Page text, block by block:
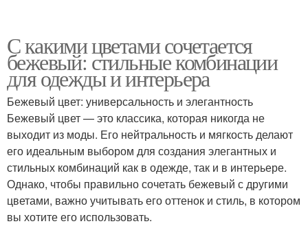
С какими цветами сочетается
бежевый: стильные комбинации
для одежды и интерьера
Бежевый цвет: универсальность и элегантность
Бежевый цвет — это классика, которая никогда не
выходит из моды. Его нейтральность и мягкость делают
его идеальным выбором для создания элегантных и
стильных комбинаций как в одежде, так и в интерьере.
Однако, чтобы правильно сочетать бежевый с другими
цветами, важно учитывать его оттенок и стиль, в котором
вы хотите его использовать.